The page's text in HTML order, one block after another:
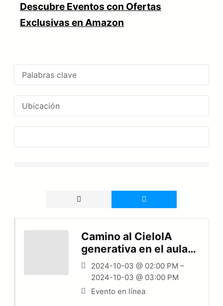
Descubre Eventos con Ofertas
Exclusivas en Amazon
Camino al CieloIA
generativa en el aula:
pistas para el diseño
de la enseñanza
2024-10-03 @ 02:00 PM –
2024-10-03 @ 03:00 PM
Evento en línea